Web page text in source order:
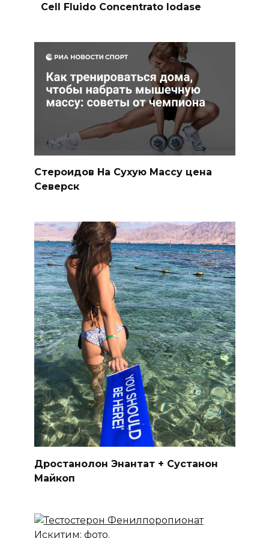
Cell Fluido Concentrato Iodase
Стероидов На Сухую Массу цена
Северск
Дростанолон Энантат + Сустанон
Майкоп